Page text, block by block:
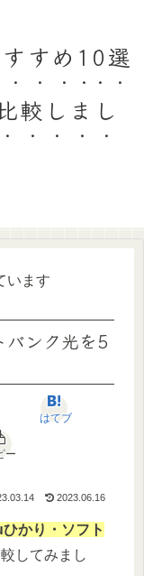
すめ10選
較しまし
います
バンク光を5
はてブ
ー
2023.06.16
ひかり・ソフト
してみまし